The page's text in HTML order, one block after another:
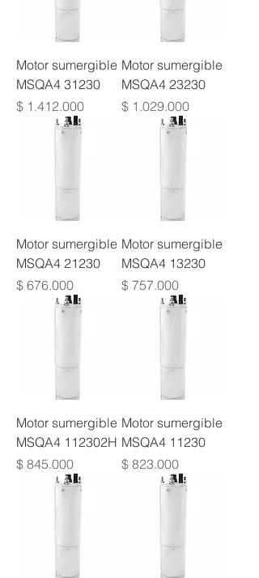
Motor sumergible
MSQA4 31230
Precio
$ 1.412.000
Motor sumergible
MSQA4 23230
Precio
$ 1.029.000
Motor sumergible
MSQA4 21230
Precio
$ 676.000
Motor sumergible
MSQA4 13230
Precio
$ 757.000
Motor sumergible
MSQA4 112302H
Precio
$ 845.000
Motor sumergible
MSQA4 11230
Precio
$ 823.000